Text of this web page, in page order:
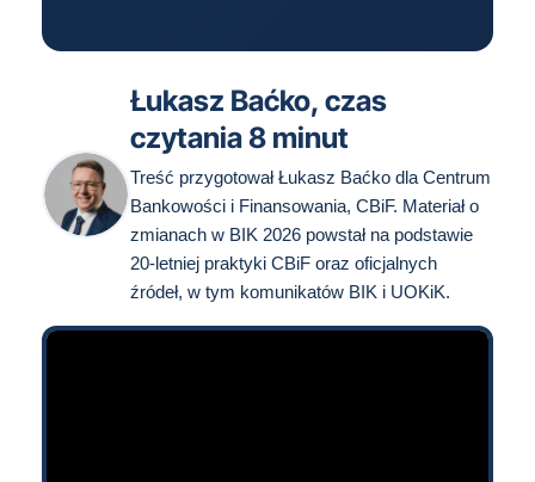
Łukasz Baćko, czas
czytania 8 minut
Treść przygotował Łukasz Baćko dla Centrum
Bankowości i Finansowania, CBiF. Materiał o
zmianach w BIK 2026 powstał na podstawie
20-letniej praktyki CBiF oraz oficjalnych
źródeł, w tym komunikatów BIK i UOKiK.